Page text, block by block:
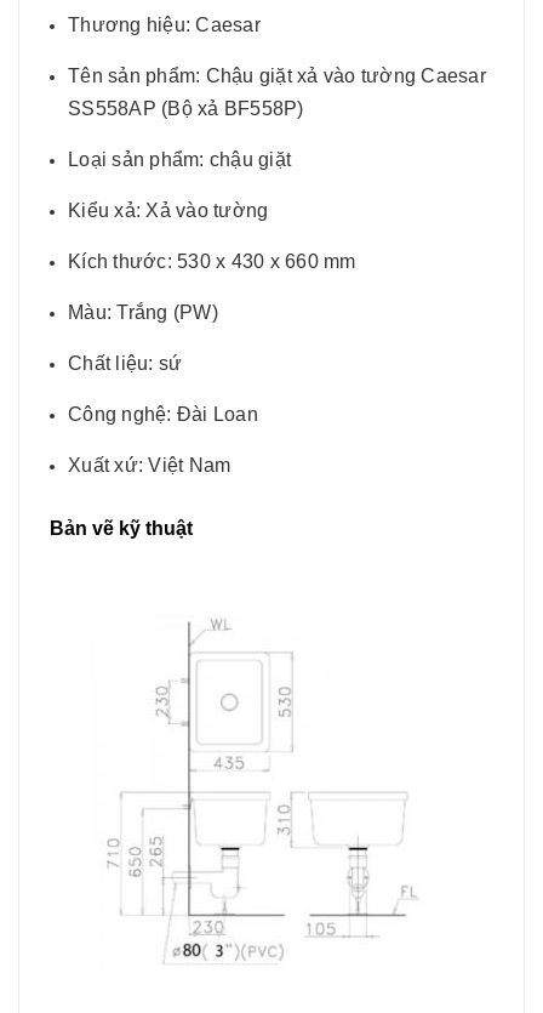
Thương hiệu: Caesar
Tên sản phẩm: Chậu giặt xả vào tường Caesar
SS558AP (Bộ xả BF558P)
Loại sản phẩm: chậu giặt
Kiểu xả: Xả vào tường
Kích thước: 530 x 430 x 660 mm
Màu: Trắng (PW)
Chất liệu: sứ
Công nghệ: Đài Loan
Xuất xứ: Việt Nam
Bản vẽ kỹ thuật